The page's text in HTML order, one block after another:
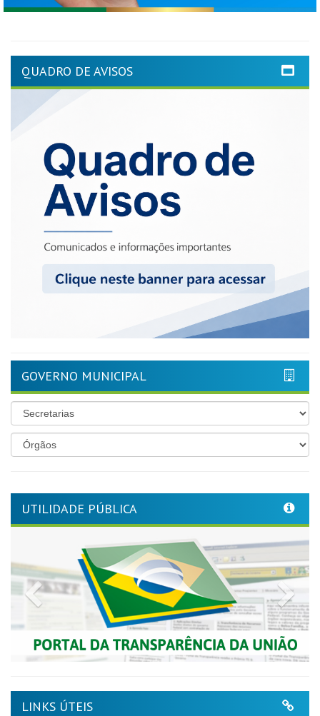
QUADRO DE AVISOS
GOVERNO MUNICIPAL
UTILIDADE PÚBLICA
Previous
LINKS ÚTEIS